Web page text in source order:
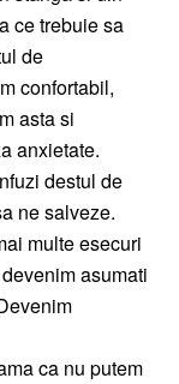
ce trebuie sa
de
confortabil,
asta si
anxietate.
destul de
ne salveze.
multe esecuri
asumati
ca nu putem